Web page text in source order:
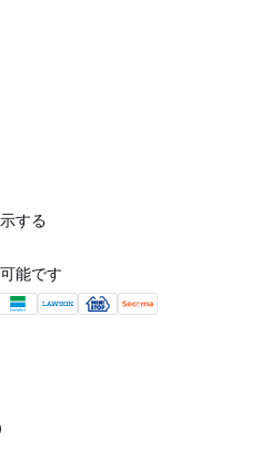
する
能です